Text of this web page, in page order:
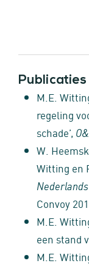
Publicaties
M.E.
regeling
schade’,
W.
Witting en
Convoy
M.E.
een stand
M.E.